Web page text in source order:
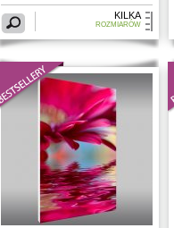
KILKA
ROZMIARÓW